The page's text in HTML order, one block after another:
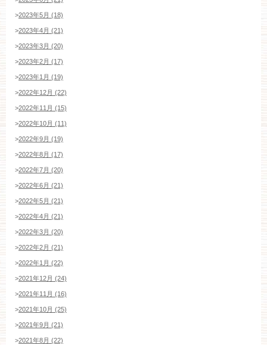
>2023年5月 (18)
>2023年4月 (21)
>2023年3月 (20)
>2023年2月 (17)
>2023年1月 (19)
>2022年12月 (22)
>2022年11月 (15)
>2022年10月 (11)
>2022年9月 (19)
>2022年8月 (17)
>2022年7月 (20)
>2022年6月 (21)
>2022年5月 (21)
>2022年4月 (21)
>2022年3月 (20)
>2022年2月 (21)
>2022年1月 (22)
>2021年12月 (24)
>2021年11月 (16)
>2021年10月 (25)
>2021年9月 (21)
>2021年8月 (22)